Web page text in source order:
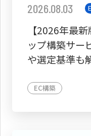
2026.08.03
【2026年最
ップ構築サー
や選定基準も
EC構築